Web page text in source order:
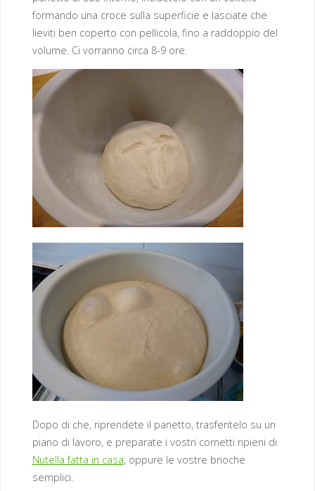
formando una croce sulla superficie e lasciate che
lieviti ben coperto con pellicola, fino a raddoppio del
volume. Ci vorranno circa 8-9 ore.
Dopo di che, riprendete il panetto, trasferitelo su un
piano di lavoro, e preparate i vostri cornetti ripieni di
Nutella fatta in casa, oppure le vostre brioche
semplici.